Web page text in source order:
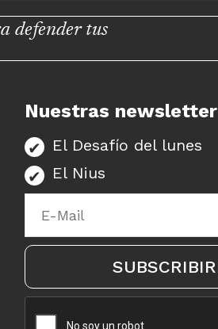
defender tus
Nuestras newsletter
El Desafío del lunes
El Nius